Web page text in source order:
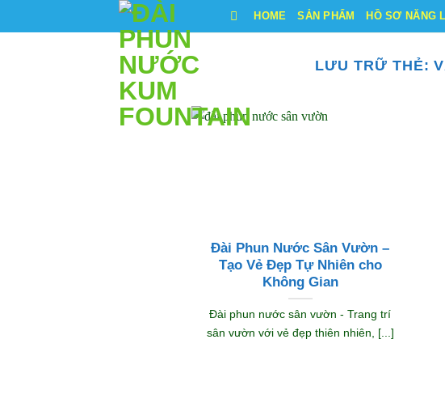
qua
HOME SẢN PHẨM HỒ SƠ NĂNG
LƯU TRỮ THẺ:
Đài Phun Nước Sân Vườn –
Tạo Vẻ Đẹp Tự Nhiên cho
Không Gian
Đài phun nước sân vườn - Trang trí
sân vườn với vẻ đẹp thiên nhiên, [...]